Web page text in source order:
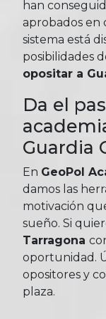
han
aprobados en
sistema está
posibilidades
opositar a
Da el
Guardia
En GeoPol
damos las
motivación
sueño. Si
Tarragona
oportunidad.
opositores y
plaza.